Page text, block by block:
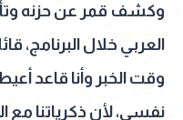
وكشف قمر عن حزنه
العربي خلال البرنامج،
وقت الخبر وأنا قاعد
نفسي، لأن ذكرياتنا مع